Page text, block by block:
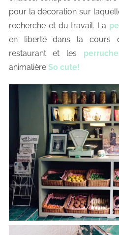
pour la décoration sur
recherche et du travail. La
en liberté dans la cours
restaurant et les
animalière So cute!